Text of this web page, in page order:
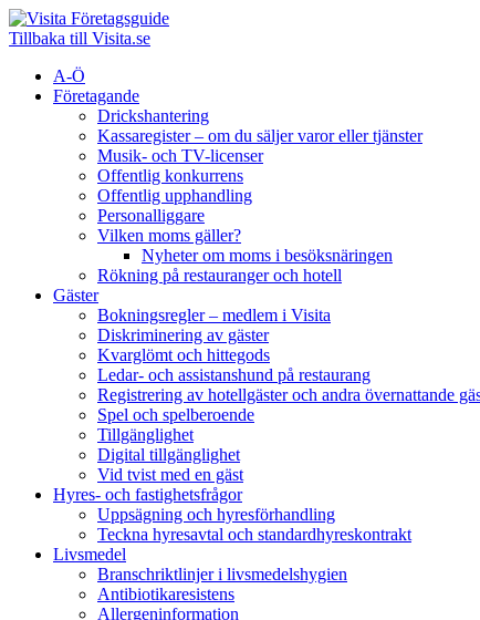
Företagsguide
Tillbaka till Visita.se
A-Ö
Företagande
Drickshantering
Kassaregister – om du säljer varor eller tjänster
Musik- och TV-licenser
Offentlig konkurrens
Offentlig upphandling
Personalliggare
Vilken moms gäller?
Nyheter om moms i besöksnäringen
Rökning på restauranger och hotell
Gäster
Bokningsregler – medlem i Visita
Diskriminering av gäster
Kvarglömt och hittegods
Ledar- och assistanshund på restaurang
Registrering av hotellgäster och andra övernattande
Spel och spelberoende
Tillgänglighet
Digital tillgänglighet
Vid tvist med en gäst
Hyres- och fastighetsfrågor
Uppsägning och hyresförhandling
Teckna hyresavtal och standardhyreskontrakt
Livsmedel
Branschriktlinjer i livsmedelshygien
Antibiotikaresistens
Allergeninformation